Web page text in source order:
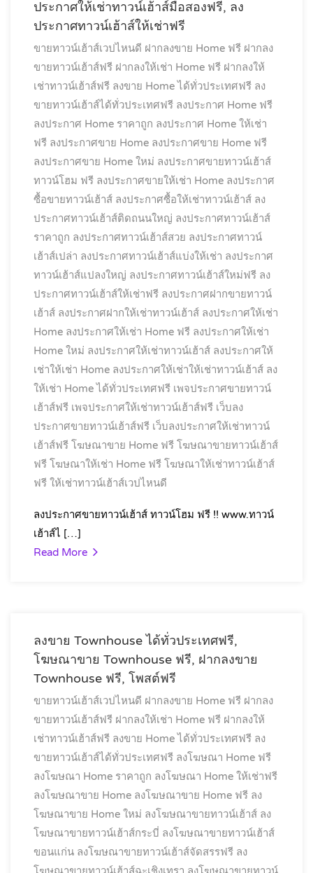
ประกาศให้เช่าทาวน์เฮ้าส์มือสองฟรี, ลง
ประกาศทาวน์เฮ้าส์ให้เช่าฟรี
ขายทาวน์เฮ้าส์เวปไหนดี ฝากลงขาย Home ฟรี ฝากลง
ขายทาวน์เฮ้าส์ฟรี ฝากลงให้เช่า Home ฟรี ฝากลงให้
เช่าทาวน์เฮ้าส์ฟรี ลงขาย Home ได้ทั่วประเทศฟรี ลง
ขายทาวน์เฮ้าส์ได้ทั่วประเทศฟรี ลงประกาศ Home ฟรี
ลงประกาศ Home ราคาถูก ลงประกาศ Home ให้เช่า
ฟรี ลงประกาศขาย Home ลงประกาศขาย Home ฟรี
ลงประกาศขาย Home ใหม่ ลงประกาศขายทาวน์เฮ้าส์
ทาวน์โฮม ฟรี ลงประกาศขายให้เช่า Home ลงประกาศ
ซื้อขายทาวน์เฮ้าส์ ลงประกาศซื้อให้เช่าทาวน์เฮ้าส์ ลง
ประกาศทาวน์เฮ้าส์ติดถนนใหญ่ ลงประกาศทาวน์เฮ้าส์
ราคาถูก ลงประกาศทาวน์เฮ้าส์สวย ลงประกาศทาวน์
เฮ้าส์เปล่า ลงประกาศทาวน์เฮ้าส์แบ่งให้เช่า ลงประกาศ
ทาวน์เฮ้าส์แปลงใหญ่ ลงประกาศทาวน์เฮ้าส์ใหม่ฟรี ลง
ประกาศทาวน์เฮ้าส์ให้เช่าฟรี ลงประกาศฝากขายทาวน์
เฮ้าส์ ลงประกาศฝากให้เช่าทาวน์เฮ้าส์ ลงประกาศให้เช่า
Home ลงประกาศให้เช่า Home ฟรี ลงประกาศให้เช่า
Home ใหม่ ลงประกาศให้เช่าทาวน์เฮ้าส์ ลงประกาศให้
เช่าให้เช่า Home ลงประกาศให้เช่าให้เช่าทาวน์เฮ้าส์ ลง
ให้เช่า Home ได้ทั่วประเทศฟรี เพจประกาศขายทาวน์
เฮ้าส์ฟรี เพจประกาศให้เช่าทาวน์เฮ้าส์ฟรี เว็บลง
ประกาศขายทาวน์เฮ้าส์ฟรี เว็บลงประกาศให้เช่าทาวน์
เฮ้าส์ฟรี โฆษณาขาย Home ฟรี โฆษณาขายทาวน์เฮ้าส์
ฟรี โฆษณาให้เช่า Home ฟรี โฆษณาให้เช่าทาวน์เฮ้าส์
ฟรี ให้เช่าทาวน์เฮ้าส์เวปไหนดี
ลงประกาศขายทาวน์เฮ้าส์ ทาวน์โฮม ฟรี !! www.ทาวน์
เฮ้าส์ไ […]
Read More
ลงขาย Townhouse ได้ทั่วประเทศฟรี,
โฆษณาขาย Townhouse ฟรี, ฝากลงขาย
Townhouse ฟรี, โพสต์ฟรี
ขายทาวน์เฮ้าส์เวปไหนดี ฝากลงขาย Home ฟรี ฝากลง
ขายทาวน์เฮ้าส์ฟรี ฝากลงให้เช่า Home ฟรี ฝากลงให้
เช่าทาวน์เฮ้าส์ฟรี ลงขาย Home ได้ทั่วประเทศฟรี ลง
ขายทาวน์เฮ้าส์ได้ทั่วประเทศฟรี ลงโฆษณา Home ฟรี
ลงโฆษณา Home ราคาถูก ลงโฆษณา Home ให้เช่าฟรี
ลงโฆษณาขาย Home ลงโฆษณาขาย Home ฟรี ลง
โฆษณาขาย Home ใหม่ ลงโฆษณาขายทาวน์เฮ้าส์ ลง
โฆษณาขายทาวน์เฮ้าส์กระบี่ ลงโฆษณาขายทาวน์เฮ้าส์
ขอนแก่น ลงโฆษณาขายทาวน์เฮ้าส์จัดสรรฟรี ลง